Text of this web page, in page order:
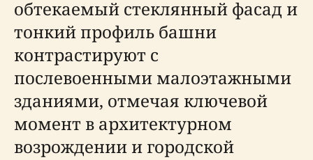
обтекаемый стеклянный фасад и
тонкий профиль башни
контрастируют с
послевоенными малоэтажными
зданиями, отмечая ключевой
момент в архитектурном
возрождении и городской